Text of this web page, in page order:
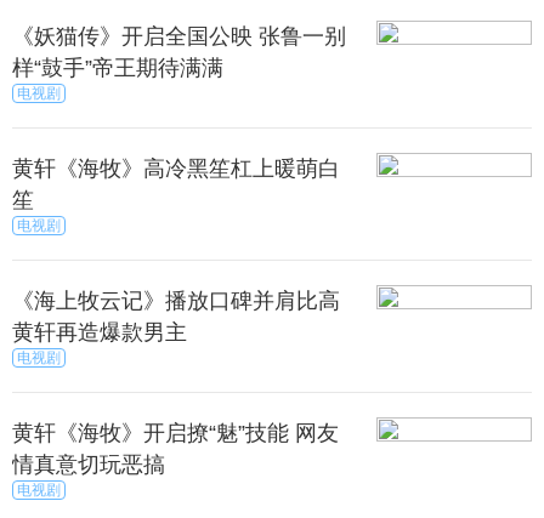
《妖猫传》开启全国公映 张鲁一别
样“鼓手”帝王期待满满
电视剧
黄轩《海牧》高冷黑笙杠上暖萌白
笙
电视剧
《海上牧云记》播放口碑并肩比高
黄轩再造爆款男主
电视剧
黄轩《海牧》开启撩“魅”技能 网友
情真意切玩恶搞
电视剧